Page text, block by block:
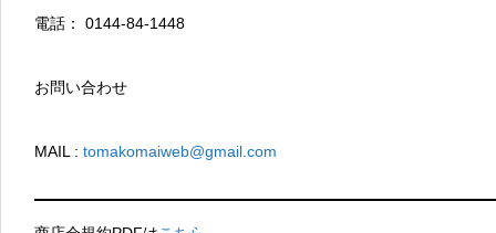
電話： 0144-84-1448
お問い合わせ
MAIL : tomakomaiweb@gmail.com